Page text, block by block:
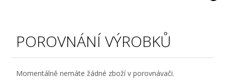
POROVNÁNÍ VÝROBKŮ
Momentálně nemáte žádné zboží v porovnávači.